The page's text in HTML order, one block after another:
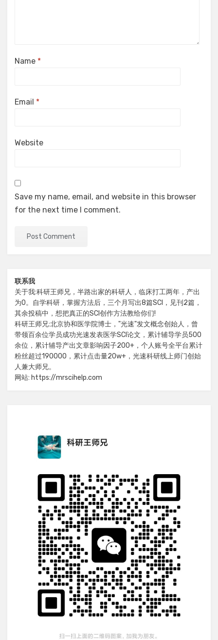
Name *
Email *
Website
Save my name, email, and website in this browser
for the next time I comment.
联系我
关于我:科研王师兄，半路出家的科研人，临床打工两年，产出
为0。自学科研，掌握方法后，三个月写出8篇SCI，见刊2篇，
其余投稿中，想把真正的SCI创作方法教给你们!
科研王师兄:北京协和医学院博士，"光速"发文概念创始人，曾
带领百余位学员成功光速发表医学SCI论文，累计辅导学员500
余位，累计辅导产出文章影响因子200+，个人账号全平台累计
粉丝超过190000，累计点击量20w+，光速科研线上师门创始
人兼大师兄。
网站: https://mrscihelp.com